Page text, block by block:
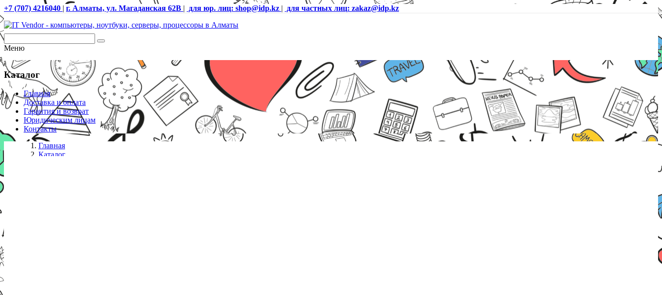
+7 (707) 4216040 | г. Алматы, ул. Магаданская 62В | для юр. лиц: shop@idp.kz | для частных лиц: zakaz@idp.kz
Меню
Каталог
Главная
Доставка и оплата
Гарантия и возврат
Юридическим лицам
Контакты
Главная
Каталог